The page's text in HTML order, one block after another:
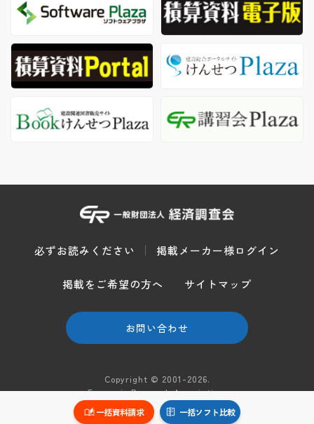
一括資料請求 一括ソフト比較
必ずお読みください 掲載メーカー様ログイン
掲載をご希望の方へ サイトマップ
お問い合わせ
Copyright © 2001-2026.
Economic Research Association.
All Rights Reserved.